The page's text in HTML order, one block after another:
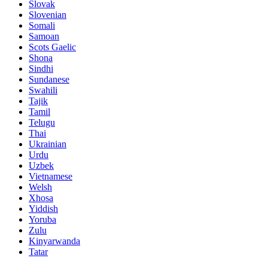
Slovak
Slovenian
Somali
Samoan
Scots Gaelic
Shona
Sindhi
Sundanese
Swahili
Tajik
Tamil
Telugu
Thai
Ukrainian
Urdu
Uzbek
Vietnamese
Welsh
Xhosa
Yiddish
Yoruba
Zulu
Kinyarwanda
Tatar